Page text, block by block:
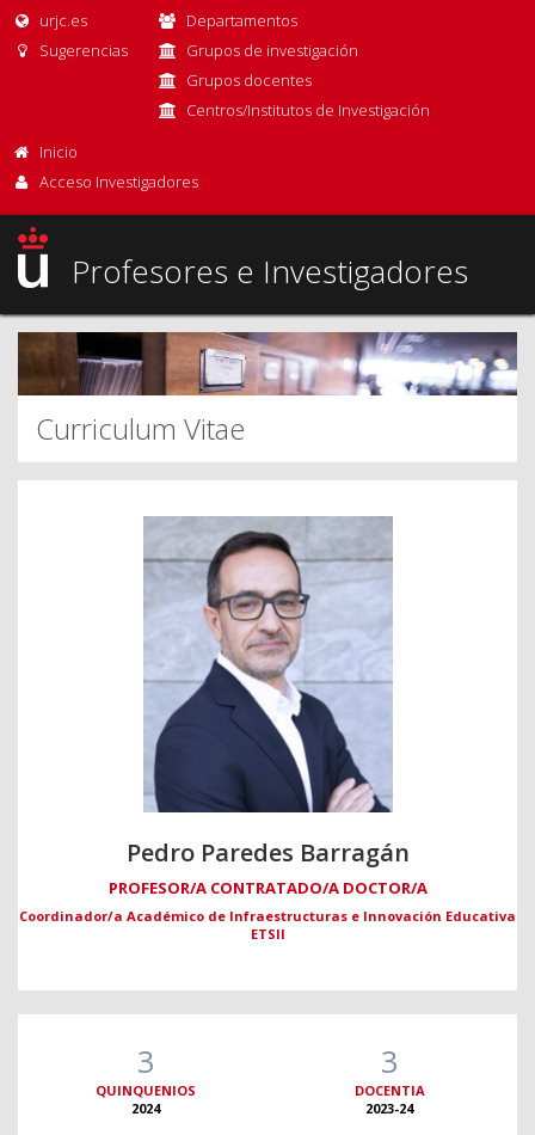
urjc.es
Sugerencias
Departamentos
Grupos de investigación
Grupos docentes
Centros/Institutos de Investigación
Inicio
Acceso Investigadores
Profesores e Investigadores
Curriculum Vitae
Pedro Paredes Barragán
PROFESOR/A CONTRATADO/A DOCTOR/A
Coordinador/a Académico de Infraestructuras e Innovación Educativa
ETSII
3
QUINQUENIOS
2024
3
DOCENTIA
2023-24